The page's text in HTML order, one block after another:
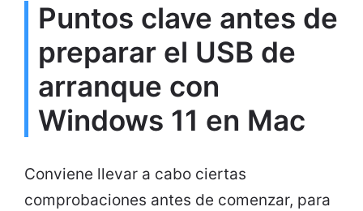
Puntos clave antes de
preparar el USB de
arranque con
Windows 11 en Mac
Conviene llevar a cabo ciertas
comprobaciones antes de comenzar, para